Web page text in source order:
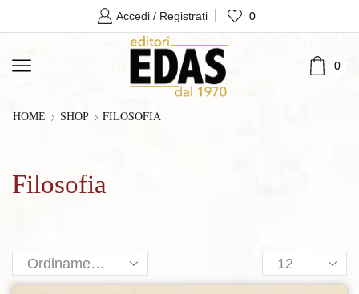
Accedi / Registrati 0
0
HOME SHOP FILOSOFIA
Filosofia
Products
per